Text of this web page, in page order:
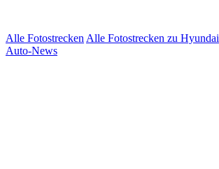
Alle Fotostrecken Alle Fotostrecken zu Hyundai
Auto-News